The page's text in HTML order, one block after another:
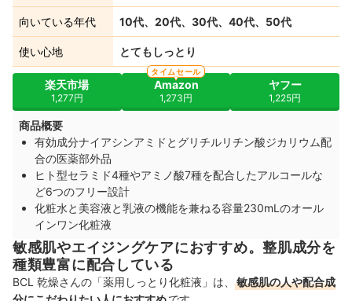
向いている年代 10代、20代、30代、40代、50代
使い心地 とてもしっとり
楽天市場
1,277円
Amazon
1,273円
タイムセール
ヤフー
1,225円
商品概要
有効成分ナイアシンアミドとグリチルリチン酸ジカリウム配
合の医薬部外品
ヒト型セラミド4種やアミノ酸7種を配合したアルコールな
ど6つのフリー設計
化粧水と美容液と乳液の機能を兼ねる容量230mLのオール
インワン化粧液
敏感肌やエイジングケアにおすすめ。整肌成分を
種類豊富に配合している
BCL 乾燥さんの「薬用しっとり化粧液」は、
敏感肌の人や配合成